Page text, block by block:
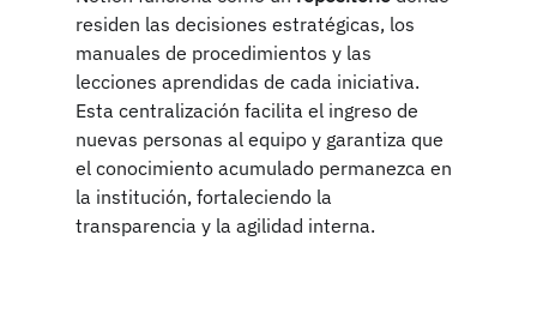
residen las decisiones estratégicas, los
manuales de procedimientos y las
lecciones aprendidas de cada iniciativa.
Esta centralización facilita el ingreso de
nuevas personas al equipo y garantiza que
el conocimiento acumulado permanezca en
la institución, fortaleciendo la
transparencia y la agilidad interna.